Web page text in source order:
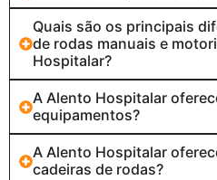
Quais são os principais
de rodas manuais e
Hospitalar?
A Alento Hospitalar
equipamentos?
A Alento Hospitalar
cadeiras de rodas?